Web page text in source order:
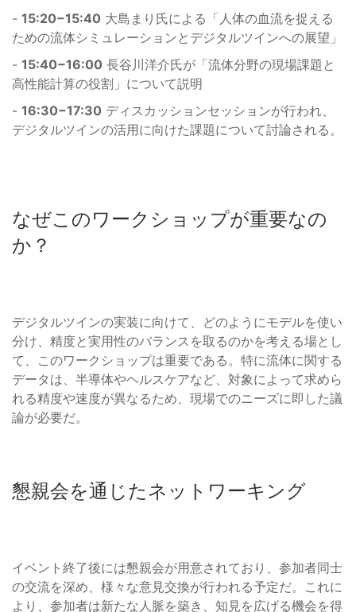
- 15:20−15:40 大島まり氏による「人体の血流を捉える
ための流体シミュレーションとデジタルツインへの展望」
- 15:40−16:00 長谷川洋介氏が「流体分野の現場課題と
高性能計算の役割」について説明
- 16:30−17:30 ディスカッションセッションが行われ、
デジタルツインの活用に向けた課題について討論される。
なぜこのワークショップが重要なの
か？
デジタルツインの実装に向けて、どのようにモデルを使い
分け、精度と実用性のバランスを取るのかを考える場とし
て、このワークショップは重要である。特に流体に関する
データは、半導体やヘルスケアなど、対象によって求めら
れる精度や速度が異なるため、現場でのニーズに即した議
論が必要だ。
懇親会を通じたネットワーキング
イベント終了後には懇親会が用意されており、参加者同士
の交流を深め、様々な意見交換が行われる予定だ。これに
より、参加者は新たな人脈を築き、知見を広げる機会を得